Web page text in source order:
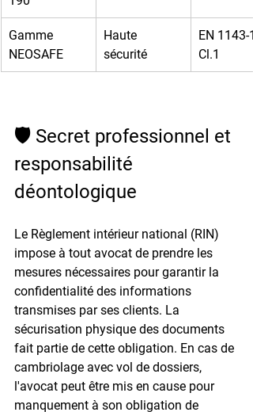
Gamme
NEOSAFE
Haute
sécurité
EN 1143-1
Cl.1
🛡️ Secret professionnel et
responsabilité
déontologique
Le Règlement intérieur national (RIN)
impose à tout avocat de prendre les
mesures nécessaires pour garantir la
confidentialité des informations
transmises par ses clients. La
sécurisation physique des documents
fait partie de cette obligation. En cas de
cambriolage avec vol de dossiers,
l'avocat peut être mis en cause pour
manquement à son obligation de